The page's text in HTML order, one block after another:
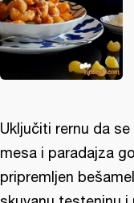
Uključiti rernu da
mesa i paradajza
pripremljen